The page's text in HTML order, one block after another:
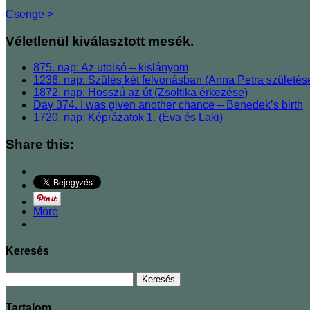
Csenge >
Véletlenül kiválasztott mesék.
875. nap: Az utolsó – kislányom
1236. nap: Szülés két felvonásban (Anna Petra
1872. nap: Hosszú az út (Zsoltika érkezése)
Day 374. I was given another chance – Benedek’s birth
1720. nap: Képrázatok 1. (Éva és Laki)
Share this:
More
Keresés
Tartalom